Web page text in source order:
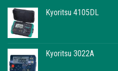
Kyoritsu 4105DL
Kyoritsu 3022A